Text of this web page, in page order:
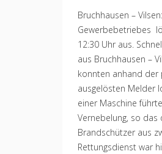
Bruchhausen –
Gewerbebetriebes
12:30 Uhr aus.
aus Bruchhausen –
konnten anhand der
ausgelösten Melder
einer Maschine
Vernebelung, so das
Brandschützer aus
Rettungsdienst war